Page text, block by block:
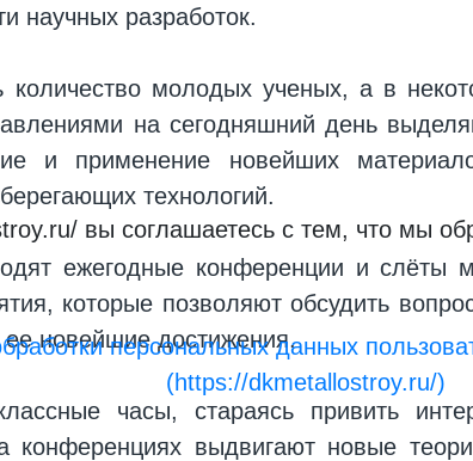
научных разработок.
количество молодых ученых, а в
на сегодняшний день
и применение новейших
технологий.
ежегодные конференции и слёты
которые позволяют обсудить
ее новейшие достижения.
часы, стараясь привить
конференциях выдвигают новые
вы соглашаетесь с тем, что мы
персональных данных
(https://dkmetallostroy.ru/)